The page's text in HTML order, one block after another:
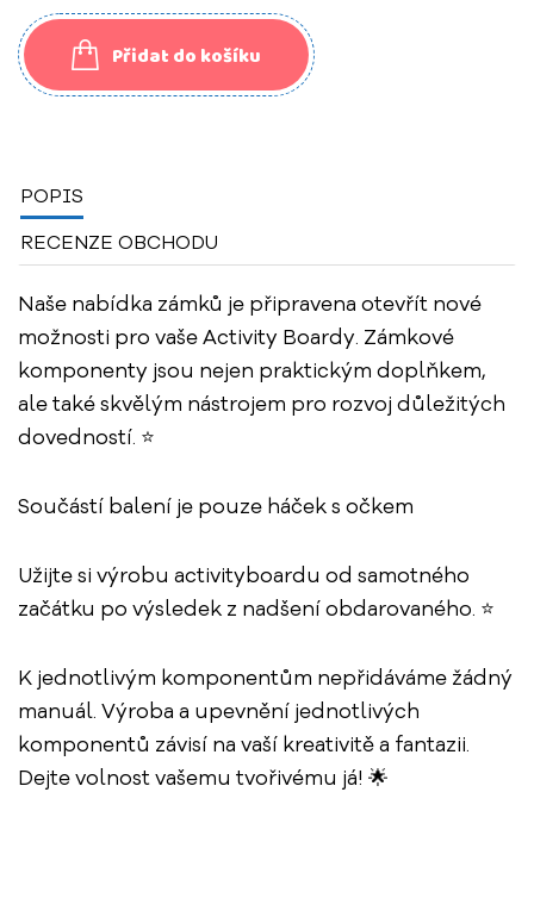
Přidat do košíku
POPIS
RECENZE OBCHODU
Naše nabídka zámků je připravena otevřít nové
možnosti pro vaše Activity Boardy. Zámkové
komponenty jsou nejen praktickým doplňkem,
ale také skvělým nástrojem pro rozvoj důležitých
dovedností. ⭐
Součástí balení je pouze háček s očkem
Užijte si výrobu activityboardu od samotného
začátku po výsledek z nadšení obdarovaného. ⭐
K jednotlivým komponentům nepřidáváme žádný
manuál. Výroba a upevnění jednotlivých
komponentů závisí na vaší kreativitě a fantazii.
Dejte volnost vašemu tvořivému já! 🌟